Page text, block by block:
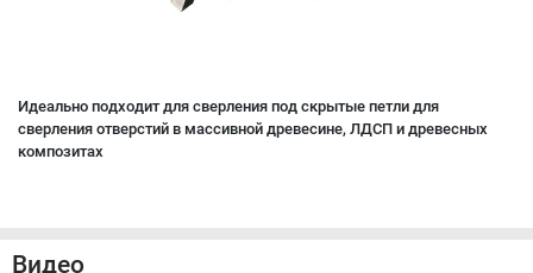
Идеально подходит для сверления под скрытые петли для
сверления отверстий в массивной древесине, ЛДСП и древесных
композитах
Видео